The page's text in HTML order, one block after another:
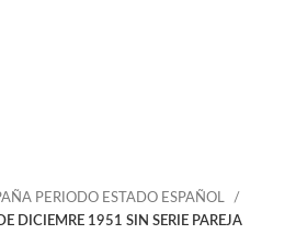
PERIODO ESTADO ESPAÑOL
DICIEMRE 1951 SIN SERIE PAREJA